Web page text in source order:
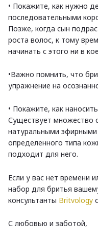
• Покажите, как нужно
последовательными
Позже, когда сын
роста волос, к тому
начинать с этого ни в
•Важно помнить, что
упражнение на
• Покажите, как наносить
Существует множество
натуральными
определенного типа
подходит для него.
Если у вас нет времени
набор для бритья
консультанты Britvology
С любовью и заботой,